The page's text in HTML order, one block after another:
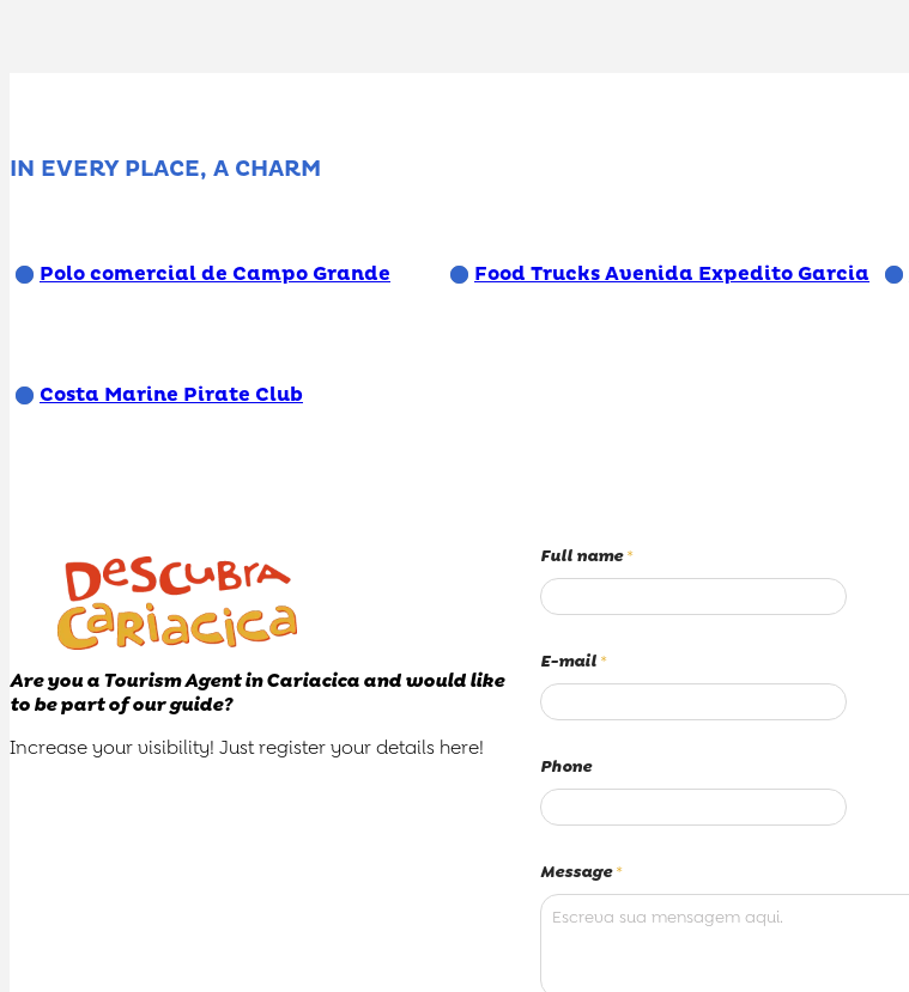
IN EVERY PLACE, A CHARM
Polo comercial de Campo Grande Food Trucks Avenida Expedito Garcia
Costa Marine Pirate Club
Are you a Tourism Agent in Cariacica and would like
to be part of our guide?
Increase your visibility! Just register your details here!
Full name*
E-mail *
Phone
Message*